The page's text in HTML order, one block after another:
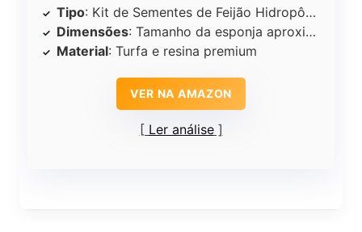
Tipo: Kit de Sementes de Feijão Hidropônico
Dimensões: Tamanho da esponja aproximadamente 4,5 cm x 2,5 cm
Material: Turfa e resina premium
VER NA AMAZON
Ler análise